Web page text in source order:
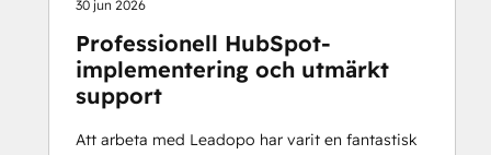
30 jun 2026
Professionell HubSpot-
implementering och utmärkt
support
Att arbeta med Leadopo har varit en fantastisk